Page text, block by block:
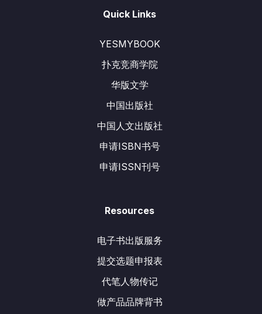
Quick Links
YESMYBOOK
扑克竞商学院
华版文学
中国出版社
中国人文出版社
申请ISBN书号
申请ISSN刊号
Resources
电子书出版服务
提交选题申报表
代笔人物传记
做产品品牌背书